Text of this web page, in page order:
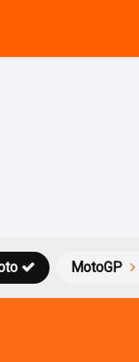
MotoGP